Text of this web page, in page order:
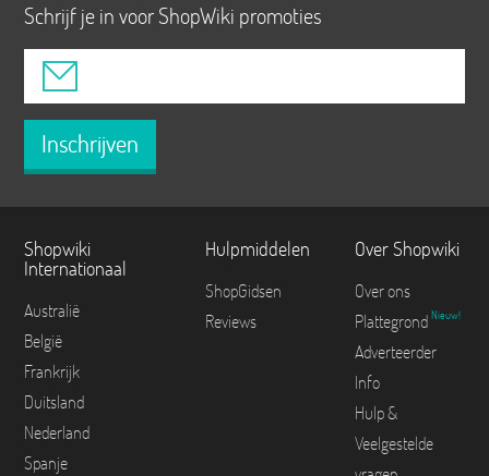
Schrijf je in voor ShopWiki promoties
Inschrijven
Shopwiki
Internationaal
Australië
België
Frankrijk
Duitsland
Nederland
Spanje
Hulpmiddelen
ShopGidsen
Reviews
Over Shopwiki
Over ons
Plattegrond Nieuw!
Adverteerder
Info
Hulp &
Veelgestelde